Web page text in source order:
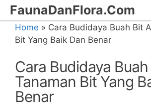
Skip
to
content
FaunaDanFlora.Com
Home » Cara Budidaya Buah Bit
Bit Yang Baik Dan Benar
Cara Budidaya
Tanaman Bit Yang
Benar